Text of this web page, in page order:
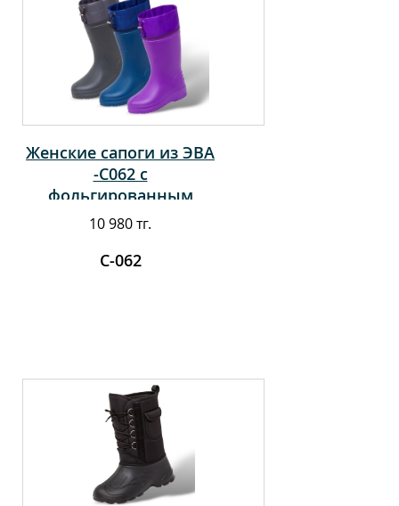
Женские сапоги из ЭВА
-С062 с
фольгированным
чулком (-20С)
10 980 тг.
С-062